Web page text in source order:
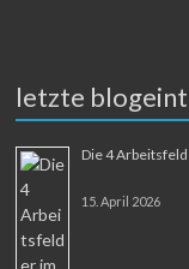
letzte
Die 4
15. April 2026